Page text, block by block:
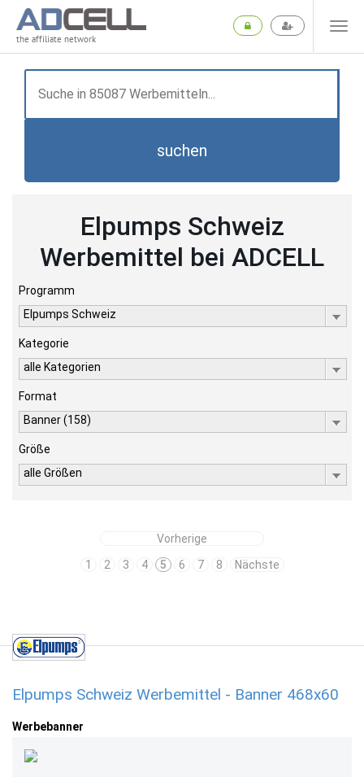
the affiliate network
suchen
Elpumps Schweiz
Werbemittel bei ADCELL
Programm
Elpumps Schweiz
Kategorie
alle Kategorien
Format
Banner (158)
Größe
alle Größen
Vorherige
1
2 3 4 5 6 7 8 Nächste
Elpumps Schweiz Werbemittel - Banner 468x60
Werbebanner